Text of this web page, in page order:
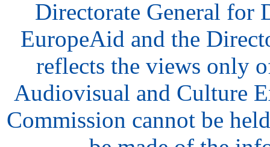
Directorate General for
EuropeAid and the
reflects the views only
Audiovisual and Culture
Commission cannot be